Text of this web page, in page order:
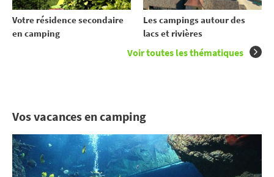
Votre résidence secondaire
en camping
Les campings autour des
lacs et rivières
Voir toutes les thématiques
Vos vacances en camping